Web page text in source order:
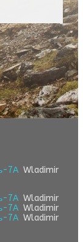
7А Wladimir
7А Wladimir
7А Wladimir
7А Wladimir